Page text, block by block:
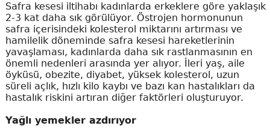
Safra kesesi iltihabı kadınlarda erkeklere göre yaklaşık
2-3 kat daha sık görülüyor. Östrojen hormonunun
safra içerisindeki kolesterol miktarını artırması ve
hamilelik döneminde safra kesesi hareketlerinin
yavaşlaması, kadınlarda daha sık rastlanmasının en
önemli nedenleri arasında yer alıyor. İleri yaş, aile
öyküsü, obezite, diyabet, yüksek kolesterol, uzun
süreli açlık, hızlı kilo kaybı ve bazı kan hastalıkları da
hastalık riskini artıran diğer faktörleri oluşturuyor.
Yağlı yemekler azdırıyor